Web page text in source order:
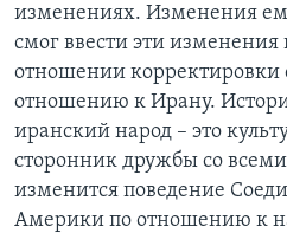
изменениях. Изменения
смог ввести эти изменения
отношении корректировки
отношению к Ирану.
иранский народ – это
сторонник дружбы со
изменится поведение
Америки по отношению к